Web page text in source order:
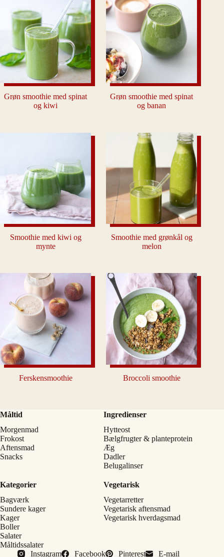
Grøn smoothie med spinat
og kiwi
Grøn smoothie med spinat
og banan
Smoothie med kiwi og
mynte
Smoothie med grønkål og
melon
Ferskensmoothie Broccoli smoothie
Måltid
Morgenmad
Frokost
Aftensmad
Snacks
Ingredienser
Hytteost
Bælgfrugter & planteprotein
Æg
Dadler
Belugalinser
Kategorier
Bagværk
Sundere kager
Kager
Boller
Salater
Måltidssalater
Vegetarisk
Vegetarretter
Vegetarisk aftensmad
Vegetarisk hverdagsmad
Instagram Facebook Pinterest E-mail